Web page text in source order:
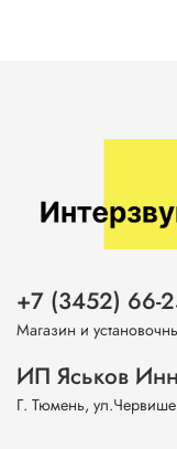
+7 (3452) 66-
Магазин и
ИП Яськов
Г. Тюмень,